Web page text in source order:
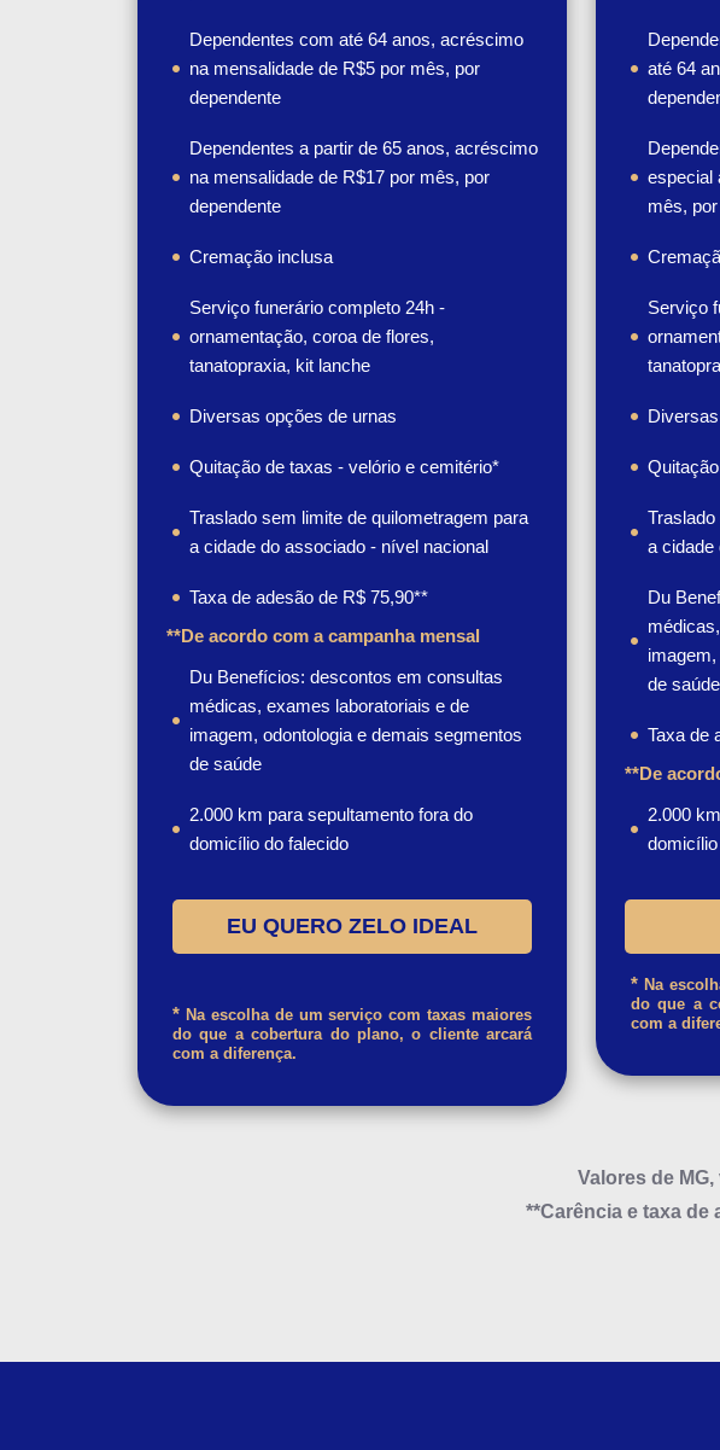
Dependentes com até 64 anos, acréscimo
na mensalidade de R$5 por mês, por
dependente
Dependentes a partir de 65 anos, acréscimo
na mensalidade de R$17 por mês, por
dependente
Cremação inclusa
Serviço funerário completo 24h -
ornamentação, coroa de flores,
tanatopraxia, kit lanche
Diversas opções de urnas
Quitação de taxas - velório e cemitério*
Traslado sem limite de quilometragem para
a cidade do associado - nível nacional
Taxa de adesão de R$ 75,90**
**De acordo com a campanha mensal
Du Benefícios: descontos em consultas
médicas, exames laboratoriais e de
imagem, odontologia e demais segmentos
de saúde
2.000 km para sepultamento fora do
domicílio do falecido
EU QUERO ZELO IDEAL
* Na escolha de um serviço com taxas maiores
do que a cobertura do plano, o cliente arcará
com a diferença.
até 64
especial
mês,
Serviço
a cidade
Du
de saúde
Taxa de
**De
2.000
* Na
do que a
com a
Valores de
**Carência e taxa